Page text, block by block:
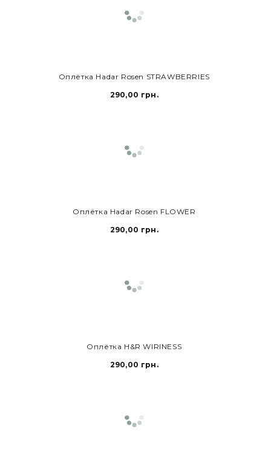
В КОРЗИНУОплётка Hadar Rosen STRAWBERRIES
290,00 грн.
Оплётка Hadar Rosen FLOWER
290,00 грн.
Оплётка H&R WIRINESS
290,00 грн.